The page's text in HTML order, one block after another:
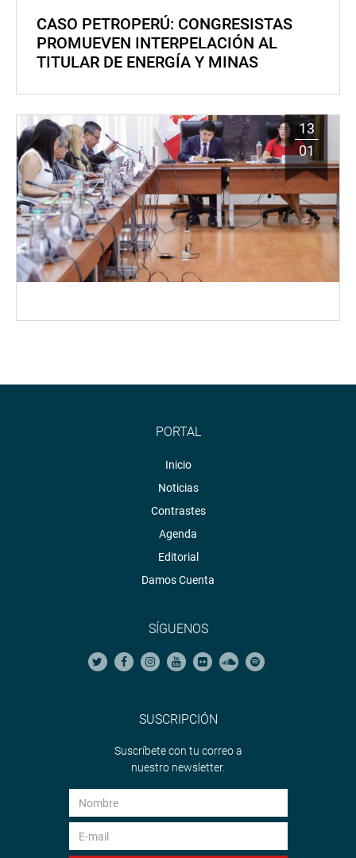
CASO PETROPERÚ: CONGRESISTAS
PROMUEVEN INTERPELACIÓN AL
TITULAR DE ENERGÍA Y MINAS
13
01
PORTAL
Inicio
Noticias
Contrastes
Agenda
Editorial
Damos Cuenta
SÍGUENOS
SUSCRIPCIÓN
Suscríbete con tu correo a
nuestro newsletter.